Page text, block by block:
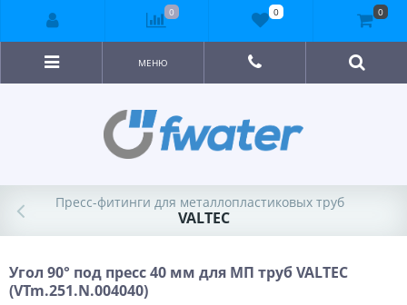
МЕНЮ
Пресс-фитинги для металлопластиковых труб
VALTEC
Угол 90° под пресс 40 мм для МП труб VALTEC
(VTm.251.N.004040)
0 0 0